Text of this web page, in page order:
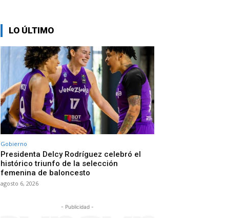
LO ÚLTIMO
Gobierno
Presidenta Delcy Rodríguez celebró el
histórico triunfo de la selección
femenina de baloncesto
agosto 6, 2026
- Publicidad -